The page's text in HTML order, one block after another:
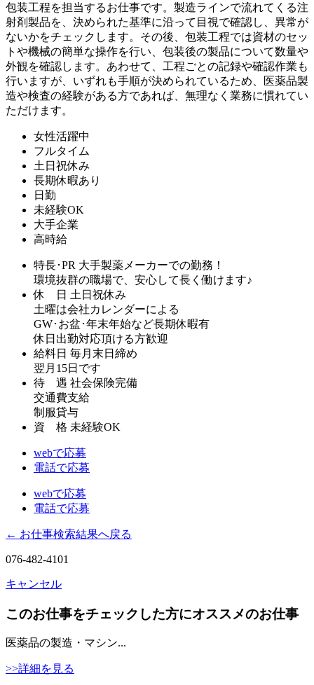
包装工程を担当するお仕事です。製造ラインで流れてくる注
射剤製品を、決められた基準に沿って目視で確認し、異常が
ないかをチェックします。その後、包装工程では資材のセッ
トや機械の簡単な操作を行い、包装後の製品について数量や
外観を確認します。あわせて、工程ごとの記録や確認作業も
行いますが、いずれも手順が決められているため、医薬品製
造や検査の経験がある方であれば、無理なく業務に慣れてい
ただけます。
女性活躍中
フルタイム
土日祝休み
長期休暇あり
日勤
未経験OK
大手企業
高時給
特長･PR 大手製薬メーカーでの勤務！
環境抜群の職場で、安心して長く働けます♪
休 日 土日祝休み
土曜は会社カレンダーによる
GW･お盆･年末年始など長期休暇有
休日出勤対応頂ける方歓迎
給料日 毎月末日締め
翌月15日です
待 遇 社会保険完備
交通費支給
制服貸与
資 格 未経験OK
webで応募
電話で応募
webで応募
電話で応募
← お仕事検索結果へ戻る
076-482-4101
キャンセル
このお仕事をチェックした方にオススメのお仕事
医薬品の製造・マシン...
>>詳細を見る